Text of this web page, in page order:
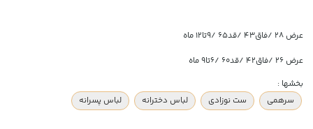
عرض ۲۸ /فاق۴۳ /قد۶۵ /۹تا۱۲ ماه
عرض ۲۶ /فاق۴۲ /قد۶۰ /۶تا۹ ماه
بخشها :
سرهمی
ست نوزادی لباس دخترانه لباس پسرانه